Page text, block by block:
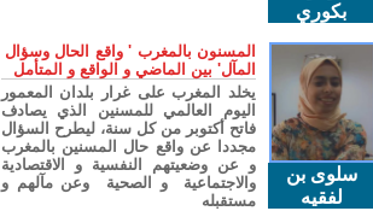
بكوري
سلوى بن
لفقيه
المسنون بالمغرب ' واقع الحال وسؤال
المآل' بين الماضي و الواقع و المتأمل
يخلد المغرب على غرار بلدان المعمور
اليوم العالمي للمسنين الذي يصادف
فاتح أكتوبر من كل سنة، ليطرح السؤال
مجددا عن واقع حال المسنين بالمغرب
و عن وضعيتهم النفسية و الاقتصادية
والاجتماعية و الصحية وعن مآلهم و
مستقبله